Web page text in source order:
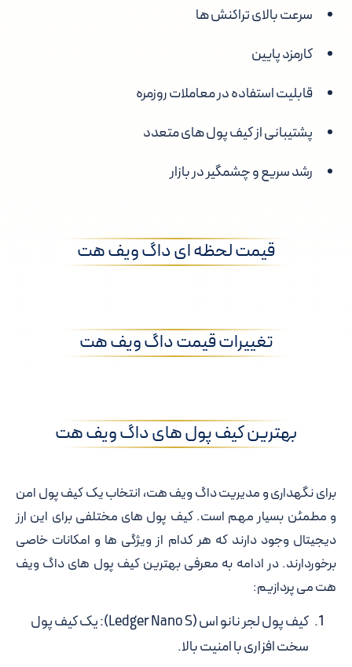
سرعت بالای تراکنش ها
کارمزد پایین
قابلیت استفاده در معاملات روزمره
پشتیبانی از کیف پول های متعدد
رشد سریع و چشمگیر در بازار
قیمت لحظه ای داگ ویف هت
تغییرات قیمت داگ ویف هت
بهترین کیف پول های داگ ویف هت
برای نگهداری و مدیریت داگ ویف هت، انتخاب یک کیف پول امن
و مطمئن بسیار مهم است. کیف پول های مختلفی برای این ارز
دیجیتال وجود دارند که هر کدام از ویژگی ها و امکانات خاصی
برخوردارند. در ادامه به معرفی بهترین کیف پول های داگ ویف
هت می پردازیم:
کیف پول لجر نانو اس (Ledger Nano S):
یک کیف پول
سخت افزاری با امنیت بالا.